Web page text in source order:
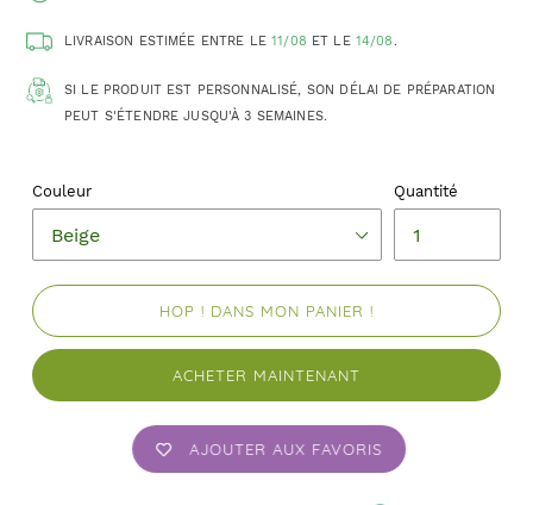
LIVRAISON ESTIMÉE ENTRE LE11/08 ET LE 14/08.
SI LE PRODUIT EST PERSONNALISÉ, SON DÉLAI DE PRÉPARATION
PEUT S'ÉTENDRE JUSQU'À 3 SEMAINES.
Couleur Quantité
HOP ! DANS MON PANIER !
ACHETER MAINTENANT
AJOUTER AUX FAVORIS